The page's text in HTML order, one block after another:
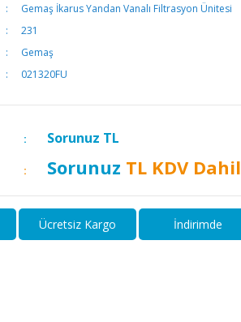
Gemaş İkarus Yandan Vanalı Filtrasyon Ünitesi
231
Gemaş
021320FU
Sorunuz TL
Sorunuz TL KDV Dahil
Ücretsiz Kargo İndirimde